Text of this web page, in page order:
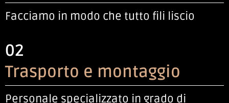
Facciamo in modo che tutto fili liscio
02
Trasporto e montaggio
Personale specializzato in grado di